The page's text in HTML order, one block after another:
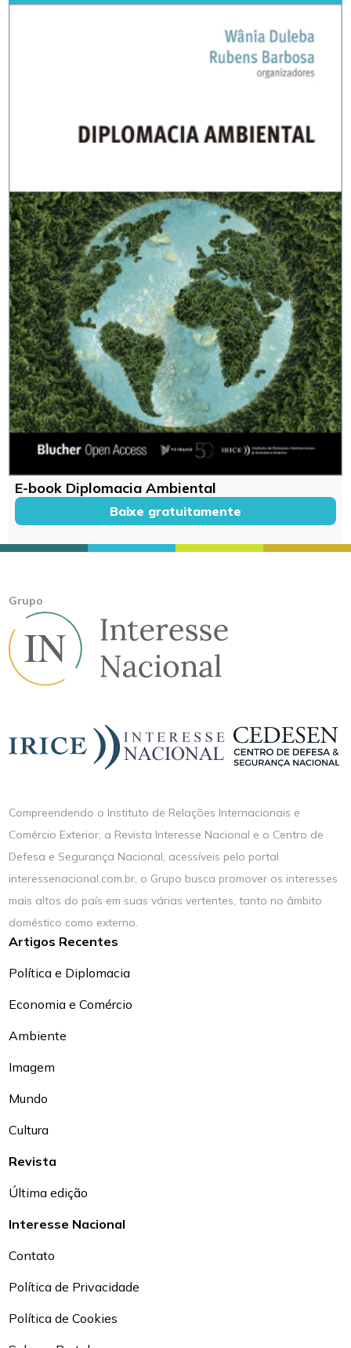
E-book Diplomacia Ambiental
Baixe gratuitamente
Grupo
Compreendendo o Instituto de Relações Internacionais e
Comércio Exterior, a Revista Interesse Nacional e o Centro de
Defesa e Segurança Nacional, acessíveis pelo portal
interessenacional.com.br, o Grupo busca promover os interesses
mais altos do país em suas várias vertentes, tanto no âmbito
doméstico como externo.
Artigos Recentes
Política e Diplomacia
Economia e Comércio
Ambiente
Imagem
Mundo
Cultura
Revista
Última edição
Interesse Nacional
Contato
Política de Privacidade
Política de Cookies